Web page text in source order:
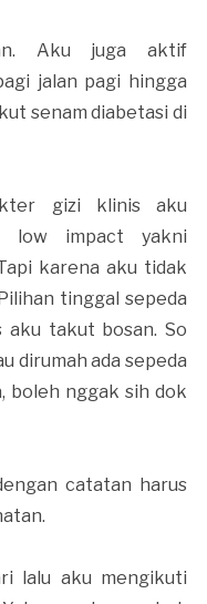
Aku juga aktif
jalan pagi hingga
senam diabetasi di
gizi klinis aku
low impact yakni
karena aku tidak
tinggal sepeda
aku takut bosan. So
dirumah ada sepeda
boleh nggak sih dok
catatan harus
lalu aku mengikuti